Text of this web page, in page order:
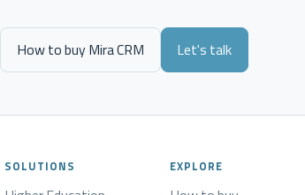
How to buy Mira CRM Let's talk
SOLUTIONS EXPLORE